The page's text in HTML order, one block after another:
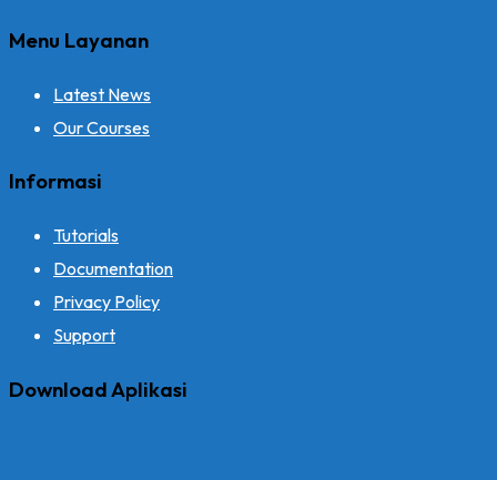
Menu Layanan
Latest News
Our Courses
Informasi
Tutorials
Documentation
Privacy Policy
Support
Download Aplikasi